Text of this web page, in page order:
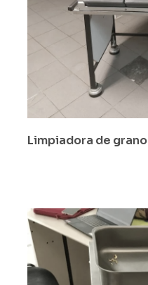
Limpiadora de grano